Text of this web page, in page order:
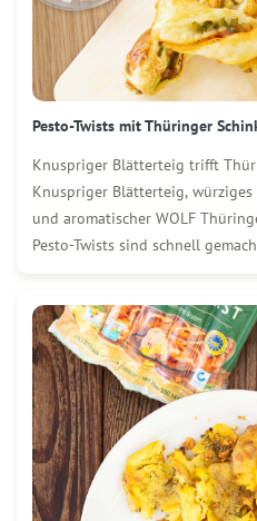
Pesto-Twists mit Thüringer
Knuspriger Blätterteig trifft
Knuspriger Blätterteig, würziges
und aromatischer WOLF
Pesto-Twists sind schnell
genauso lecker wie kalt.